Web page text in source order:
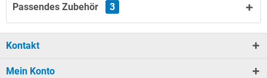
Passendes Zubehör 3
Kontakt
Mein Konto